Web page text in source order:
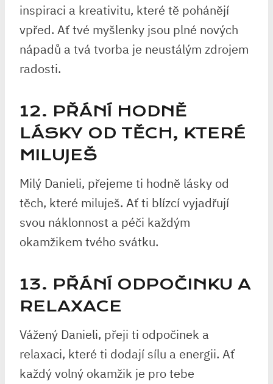
inspiraci a kreativitu, které tě pohánějí
vpřed. Ať tvé myšlenky jsou plné nových
nápadů a tvá tvorba je neustálým zdrojem
radosti.
12. PŘÁNÍ HODNĚ
LÁSKY OD TĚCH, KTERÉ
MILUJEŠ
Milý Danieli, přejeme ti hodně lásky od
těch, které miluješ. Ať ti blízcí vyjadřují
svou náklonnost a péči každým
okamžikem tvého svátku.
13. PŘÁNÍ ODPOČINKU A
RELAXACE
Vážený Danieli, přeji ti odpočinek a
relaxaci, které ti dodají sílu a energii. Ať
každý volný okamžik je pro tebe